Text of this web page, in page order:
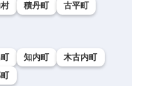
積丹町
古平町
知内町
木古内町